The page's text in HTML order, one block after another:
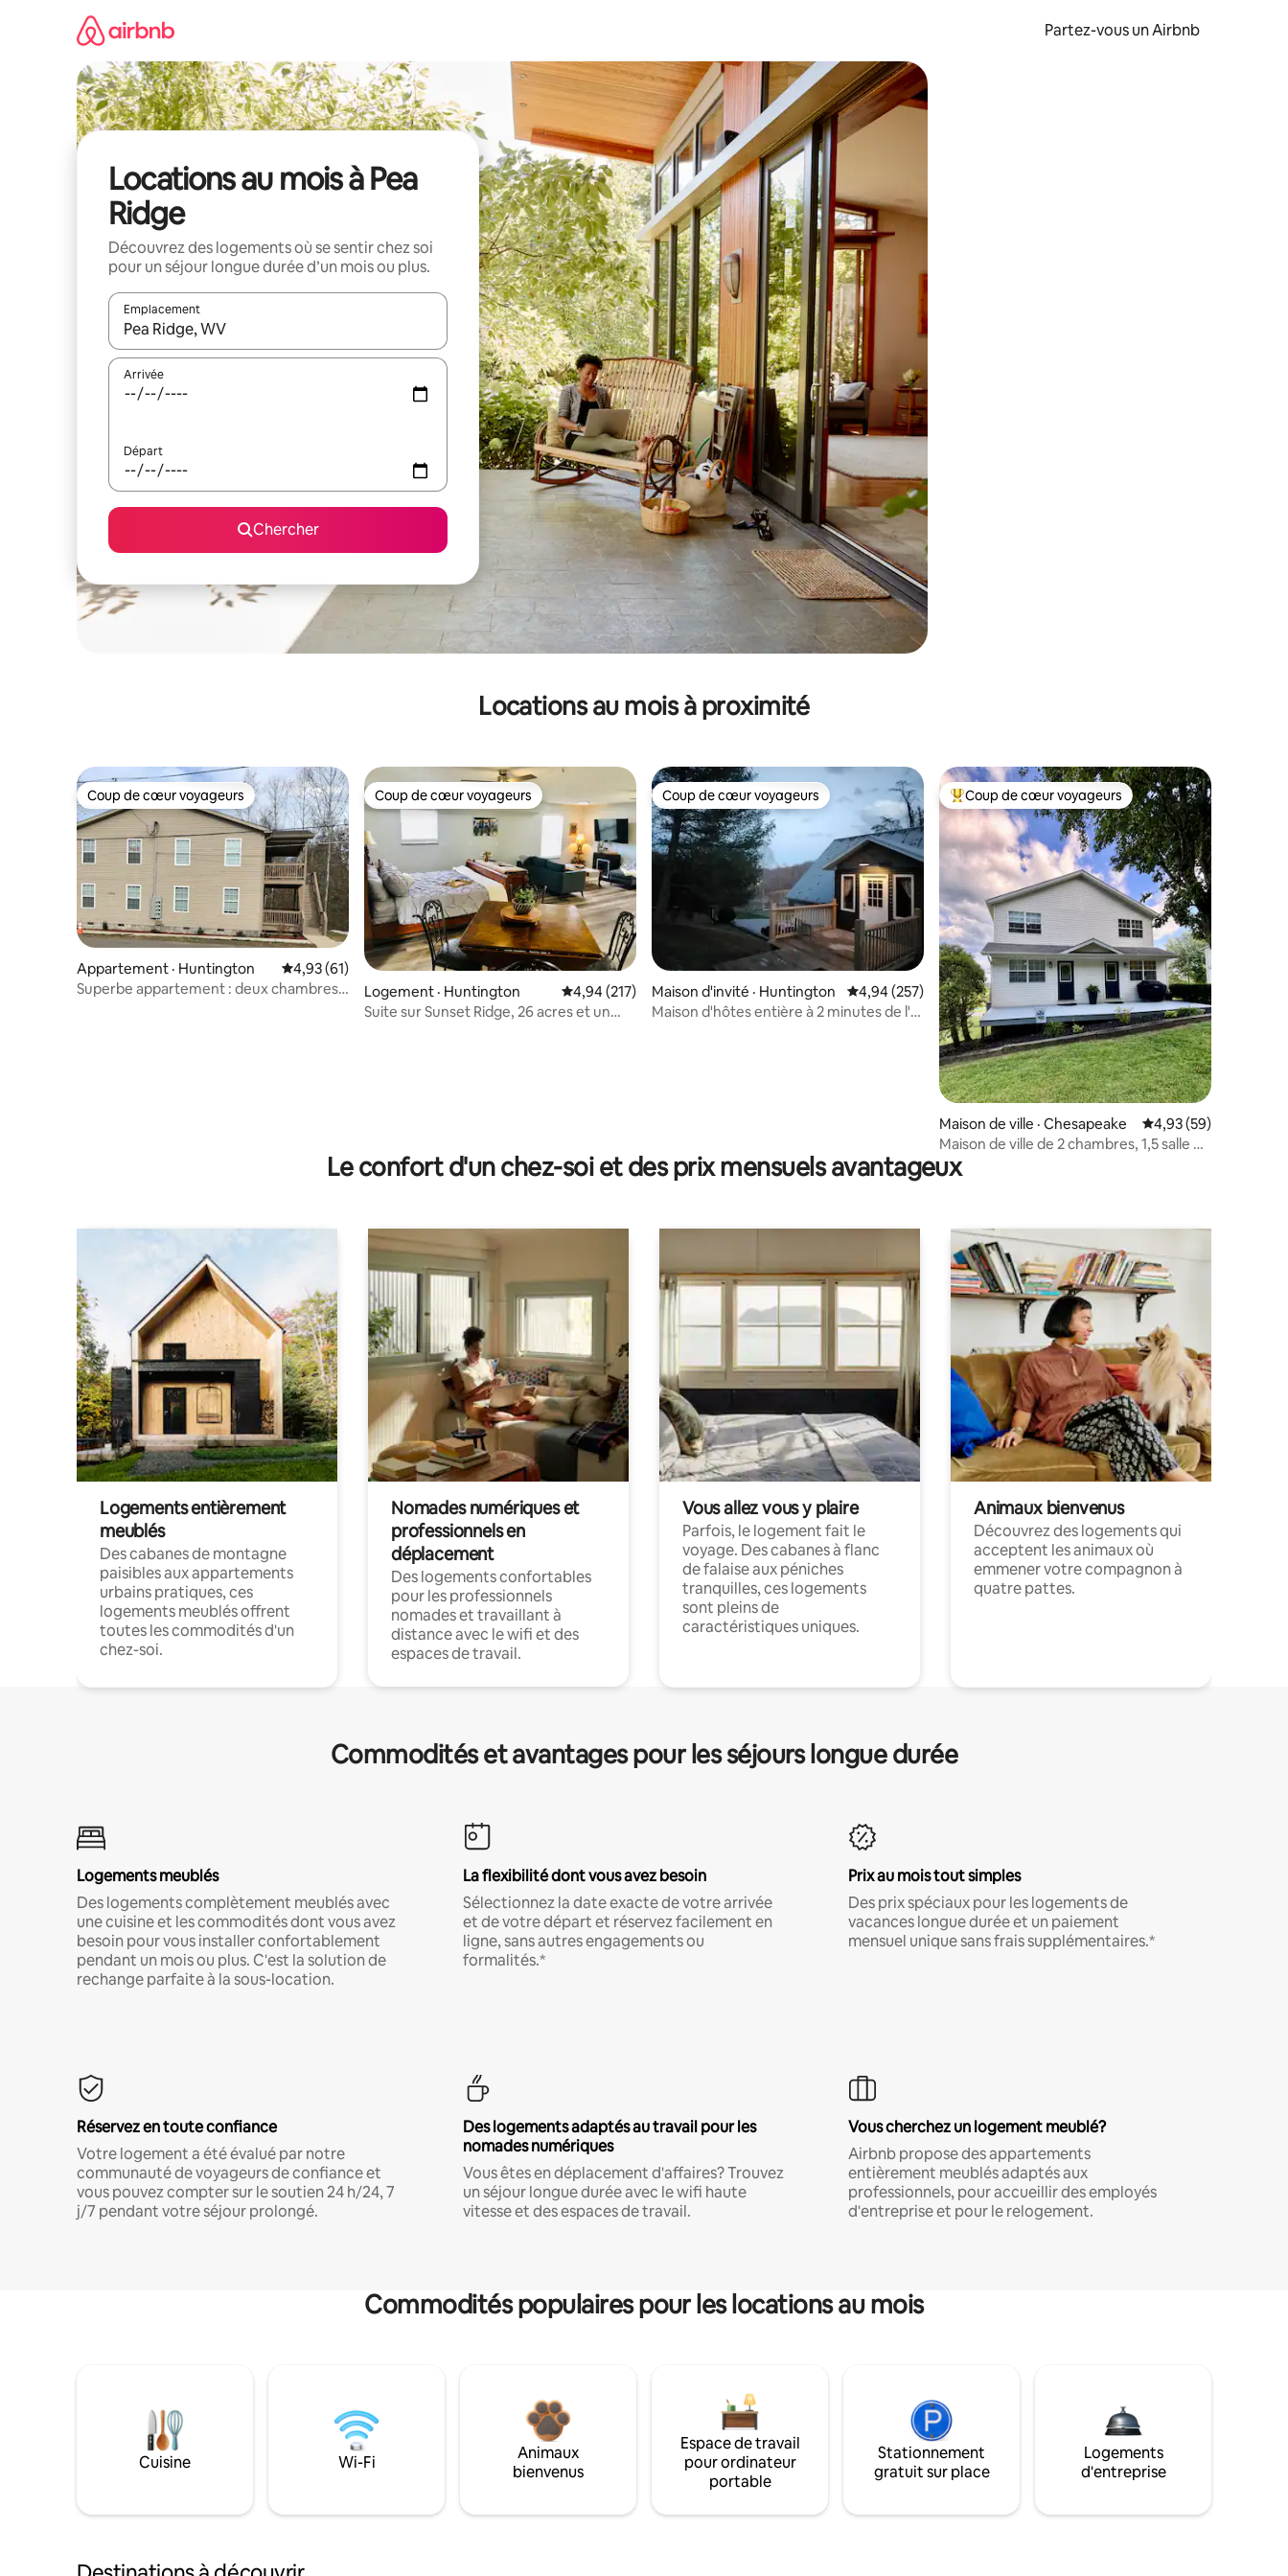
Partez-vous un Airbnb
Locations au mois à Pea
Ridge
Découvrez des logements où se sentir chez soi
pour un séjour longue durée d’un mois ou plus.
Emplacement
Quand les résultats sont affichés, parcourez-les en utilisant les flèches vers le haut et vers le bas, ou en appuyant dessus et en les faisant glisser.
Arrivée
Départ
Chercher
Locations au mois à proximité
Coup de cœur voyageurs
Coup de cœur voyageurs
Appartement · Huntington Note moyenne de 4,93 sur 5, 61 commentaires
4,93 (61)
Superbe appartement : deux chambres,
Coup de cœur voyageurs
Coup de cœur voyageurs
Logement · Huntington Note moyenne de 4,94 sur 5, 217 commentaires
4,94 (217)
Suite sur Sunset Ridge, 26 acres et un
Coup de cœur voyageurs
Coup de cœur voyageurs
Maison d'invité · Huntington Note moyenne de 4,94 sur 5, 257 commentaires
4,94 (257)
Maison d'hôtes entière à 2 minutes de l'I-
Coup de cœur voyageurs parmi les plus aimés
Coup de cœur voyageurs
Maison de ville · Chesapeake Note moyenne de
4,93 (59)
Maison de ville de 2 chambres, 1,5 salle de
bain avec vue sur le fleuve
Le confort d'un chez-soi et des prix mensuels avantageux
Logements entièrement
meublés
Des cabanes de montagne
paisibles aux appartements
urbains pratiques, ces
logements meublés offrent
toutes les commodités d'un
chez-soi.
Nomades numériques et
professionnels en
déplacement
Des logements confortables
pour les professionnels
nomades et travaillant à
distance avec le wifi et des
espaces de travail.
Vous allez vous y plaire
Parfois, le logement fait le
voyage. Des cabanes à flanc
de falaise aux péniches
tranquilles, ces logements
sont pleins de
caractéristiques uniques.
Animaux bienvenus
Découvrez des logements qui
acceptent les animaux où
emmener votre compagnon à
quatre pattes.
Commodités et avantages pour les séjours longue durée
Logements meublés
Des logements complètement meublés avec
une cuisine et les commodités dont vous avez
besoin pour vous installer confortablement
pendant un mois ou plus. C'est la solution de
rechange parfaite à la sous-location.
La flexibilité dont vous avez besoin
Sélectionnez la date exacte de votre arrivée
et de votre départ et réservez facilement en
ligne, sans autres engagements ou
formalités.*
Prix au mois tout simples
Des prix spéciaux pour les logements de
vacances longue durée et un paiement
mensuel unique sans frais supplémentaires.*
Réservez en toute confiance
Votre logement a été évalué par notre
communauté de voyageurs de confiance et
vous pouvez compter sur le soutien 24 h/24, 7
j/7 pendant votre séjour prolongé.
Des logements adaptés au travail pour les
nomades numériques
Vous êtes en déplacement d'affaires? Trouvez
un séjour longue durée avec le wifi haute
vitesse et des espaces de travail.
Vous cherchez un logement meublé?
Airbnb propose des appartements
entièrement meublés adaptés aux
professionnels, pour accueillir des employés
d'entreprise et pour le relogement.
Commodités populaires pour les locations au mois
Cuisine Wi-Fi
Animaux
bienvenus
Espace de travail
pour ordinateur
portable
Stationnement
gratuit sur place
Logements
d'entreprise